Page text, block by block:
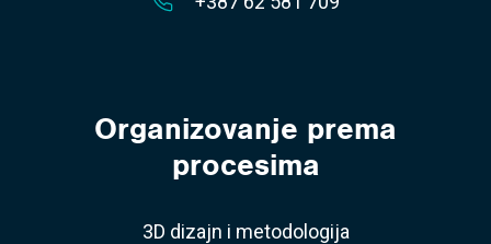
Organizovanje prema
procesima
3D dizajn i metodologija